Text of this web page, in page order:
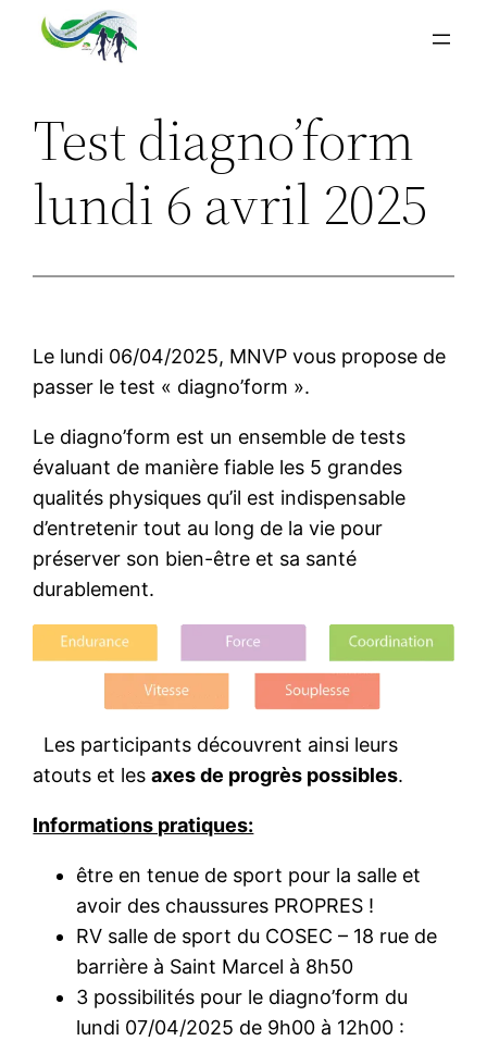
Aller
Test diagno’form
lundi 6 avril 2025
Le lundi 06/04/2025, MNVP vous propose de
passer le test « diagno’form ».
Le diagno’form est un ensemble de tests
évaluant de manière fiable les 5 grandes
qualités physiques qu’il est indispensable
d’entretenir tout au long de la vie pour
préserver son bien-être et sa santé
durablement.
Les participants découvrent ainsi leurs
atouts et lesaxes de progrès possibles.
Informations pratiques:
être en tenue de sport pour la salle et
avoir des chaussures PROPRES !
RV salle de sport du COSEC – 18 rue de
barrière à Saint Marcel à 8h50
3 possibilités pour le diagno’form du
lundi 07/04/2025 de 9h00 à 12h00 :